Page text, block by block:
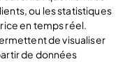
ou les statistiques
en temps réel.
de visualiser
de données